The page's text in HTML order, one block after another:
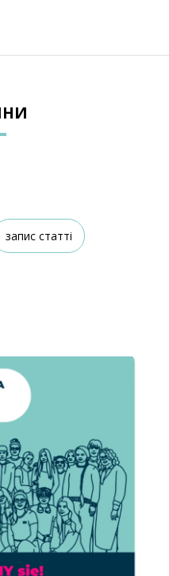
запис статті